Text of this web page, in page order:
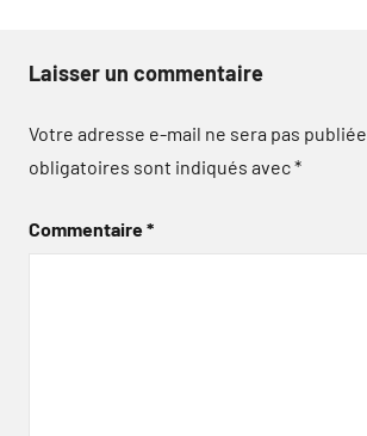
Laisser un commentaire
Votre adresse e-mail ne sera pas publiée.
obligatoires sont indiqués avec*
Commentaire*